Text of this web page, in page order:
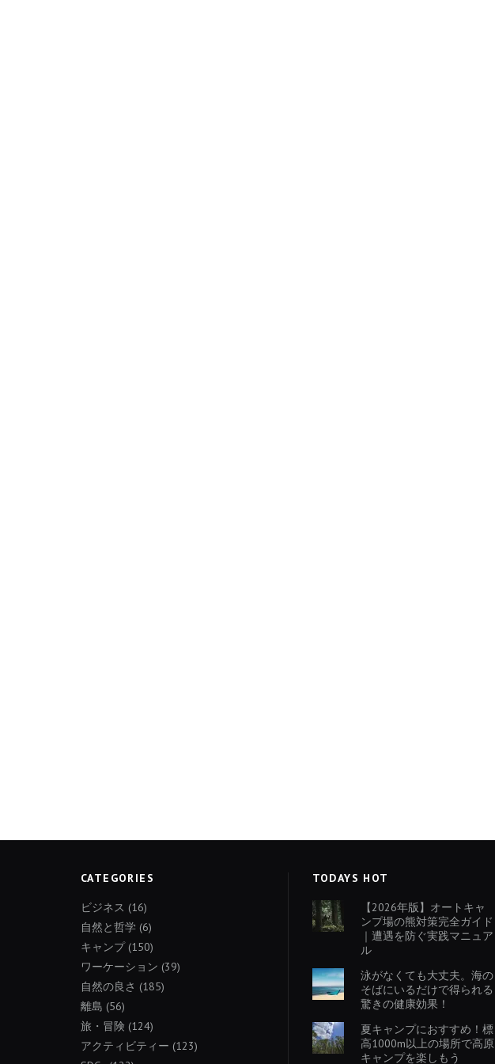
CATEGORIES
ビジネス (16)
自然と哲学 (6)
キャンプ(150)
ワーケーション (39)
自然の良さ (185)
離島 (56)
旅・冒険 (124)
アクティビティー (123)
TODAYS HOT
【2026年版】オートキャ
ンプ場の熊対策完全ガイド
｜遭遇を防ぐ実践マニュア
ル
泳がなくても大丈夫。海の
そばにいるだけで得られる
驚きの健康効果！
夏キャンプにおすすめ！標
高1000m以上の場所で高原
キャンプを楽しもう